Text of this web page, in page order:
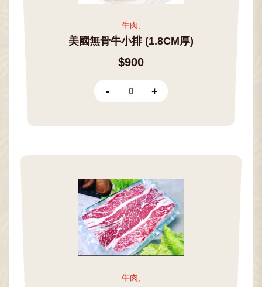
牛肉,
美國無骨牛小排 (1.8CM厚)
$900
- +
牛肉,